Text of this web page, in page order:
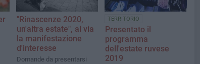
"Rinascenze 2020,
un'altra estate", al via
la manifestazione
d'interesse
Domande da presentarsi
TERRITORIO
Presentato il
programma
dell'estate ruvese
2019